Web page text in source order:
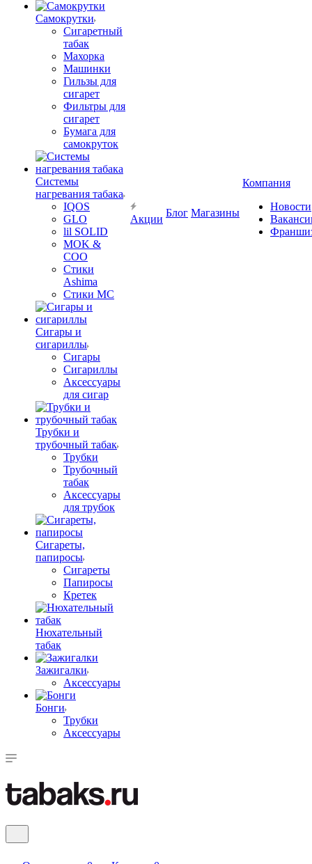
Самокрутки
Сигаретный
табак
Махорка
Машинки
Гильзы для
сигарет
Фильтры для
сигарет
Бумага для
самокруток
Системы
нагревания табака
IQOS
GLO
lil SOLID
MOK &
COO
Стики
Ashima
Стики MC
Сигары и
сигариллы
Сигары
Сигариллы
Аксессуары
для сигар
Трубки и
трубочный табак
Трубки
Трубочный
табак
Аксессуары
для трубок
Сигареты,
папиросы
Сигареты
Папиросы
Кретек
Нюхательный
табак
Зажигалки
Аксессуары
Бонги
Трубки
Аксессуары
Акции
Блог Магазины
Компания
Новости